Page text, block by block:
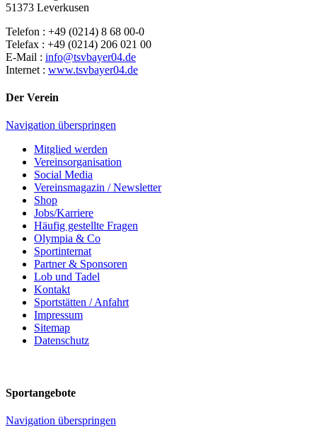
51373 Leverkusen
Telefon : +49 (0214) 8 68 00-0
Telefax : +49 (0214) 206 021 00
E-Mail : info@tsvbayer04.de
Internet : www.tsvbayer04.de
Der Verein
Navigation überspringen
Mitglied werden
Vereinsorganisation
Social Media
Vereinsmagazin / Newsletter
Shop
Jobs/Karriere
Häufig gestellte Fragen
Olympia & Co
Sportinternat
Partner & Sponsoren
Lob und Tadel
Kontakt
Sportstätten / Anfahrt
Impressum
Sitemap
Datenschutz
Sportangebote
Navigation überspringen